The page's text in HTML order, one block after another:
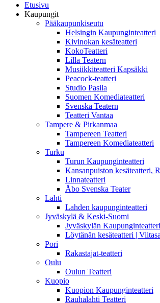
Etusivu
Kaupungit
Pääkaupunkiseutu
Helsingin Kaupunginteatteri
Kivinokan kesäteatteri
KokoTeatteri
Lilla Teatern
Musiikkiteatteri Kapsäkki
Peacock-teatteri
Studio Pasila
Suomen Komediateatteri
Svenska Teatern
Teatteri Vantaa
Tampere & Pirkanmaa
Tampereen Teatteri
Tampereen Komediateatteri
Turku
Turun Kaupunginteatteri
Kansanpuiston kesäteatteri,
Linnateatteri
Åbo Svenska Teater
Lahti
Lahden kaupunginteatteri
Jyväskylä & Keski-Suomi
Jyväskylän Kaupunginteatteri
Löytänän kesäteatteri |
Pori
Rakastajat-teatteri
Oulu
Oulun Teatteri
Kuopio
Kuopion Kaupunginteatteri
Rauhalahti Teatteri